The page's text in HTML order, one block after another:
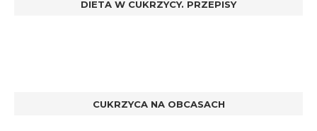
DIETA W CUKRZYCY. PRZEPISY
CUKRZYCA NA OBCASACH